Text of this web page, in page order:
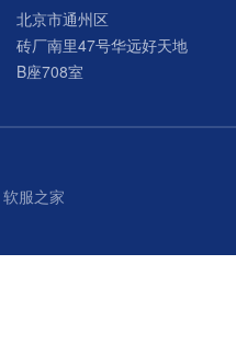
北京市通州区
砖厂南里47号华远好天地
B座708室
软服之家